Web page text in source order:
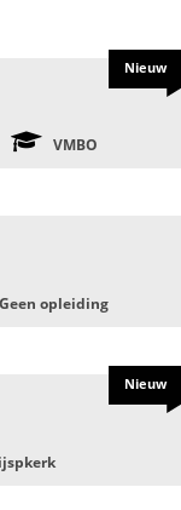
VMBO
Nieuw
Geen opleiding
Nieuw